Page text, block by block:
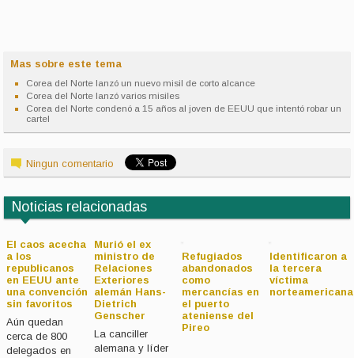
Mas sobre este tema
Corea del Norte lanzó un nuevo misil de corto alcance
Corea del Norte lanzó varios misiles
Corea del Norte condenó a 15 años al joven de EEUU que intentó robar un
cartel
Ningun comentario
Noticias relacionadas
El caos acecha
a los
republicanos
en EEUU ante
una convención
sin favoritos
Aún quedan
cerca de 800
delegados en
Murió el ex
ministro de
Relaciones
Exteriores
alemán Hans-
Dietrich
Genscher
La canciller
alemana y líder
Refugiados
abandonados
como
mercancías en
el puerto
ateniense del
Pireo
Identificaron a
la tercera
víctima
norteamericana